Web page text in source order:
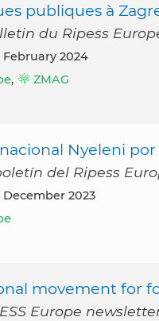
publiques à
du Ripess
February 2024
, ZMAG
Nyeleni
del Ripess
December 2023
movement for
Europe